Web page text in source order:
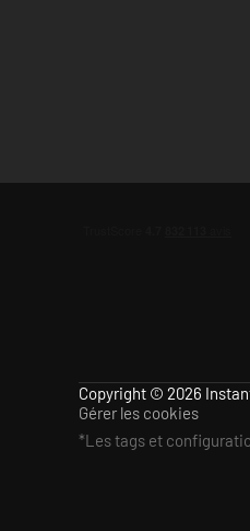
Copyright © 2026
Gérer les cookies
*Les tags et